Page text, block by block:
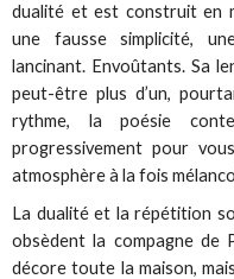
dualité et est construit en
une fausse simplicité,
lancinant. Envoûtants. Sa
peut-être plus d’un,
rythme, la poésie
progressivement pour
atmosphère à la fois
La dualité et la répétition
obsèdent la compagne
décore toute la maison,